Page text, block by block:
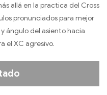
allá en la practica del Cross
pronunciados para mejor
ángulo del asiento hacia
el XC agresivo.